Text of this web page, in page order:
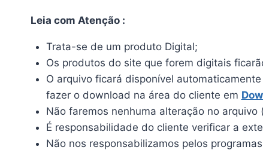
Leia com Atenção :
Trata-se de um produto Digital;
Os produtos do site que forem digitais
O arquivo ficará disponível
fazer o download na área do cliente em
Não faremos nenhuma alteração no
É responsabilidade do cliente verificar a
Não nos responsabilizamos pelos